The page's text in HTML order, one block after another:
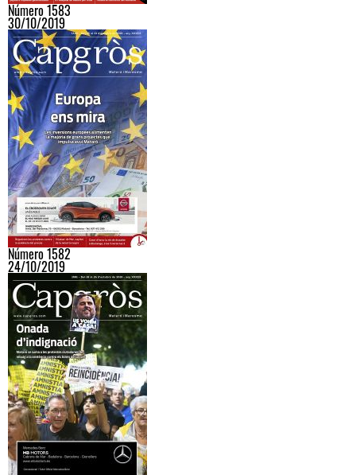
Número 1583
30/10/2019
Número 1582
24/10/2019